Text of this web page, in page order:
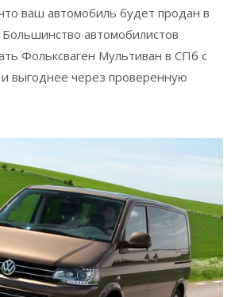
ваш автомобиль будет продан в
автомобилистов
Фольксваген Мультиван в СПб с
выгоднее через проверенную